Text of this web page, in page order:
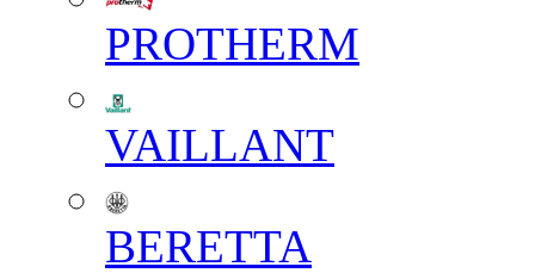
PROTHERM
VAILLANT
BERETTA